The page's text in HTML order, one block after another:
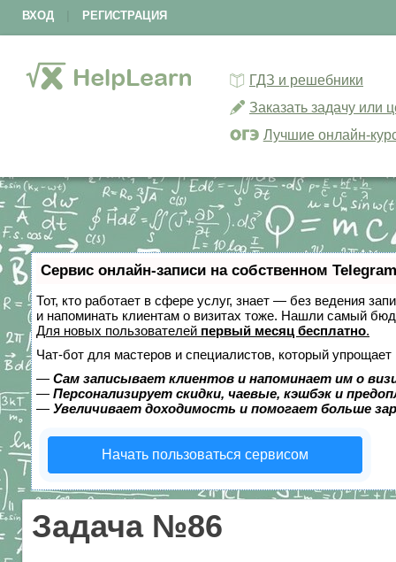
ВХОД РЕГИСТРАЦИЯ
ГДЗ и решебники
Заказать задачу или
Лучшие онлайн-
Сервис онлайн-записи на собственном
Тот, кто работает в сфере услуг, знает — без ведения
и напоминать клиентам о визитах тоже. Нашли самый
Для новых пользователей первый месяц бесплатно.
Чат-бот для мастеров и специалистов, который упрощает
— Сам записывает клиентов и напоминает им о
— Персонализирует скидки, чаевые, кэшбэк и
— Увеличивает доходимость и помогает больше
Начать пользоваться сервисом
Задача №86